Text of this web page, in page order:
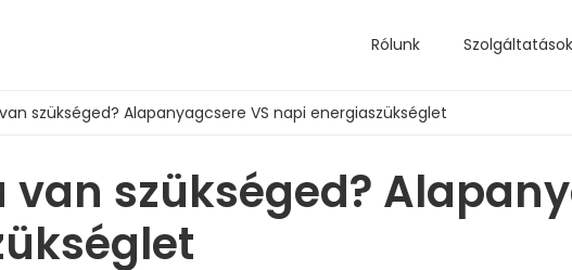
Rólunk Szolgáltatások
szükséged? Alapanyagcsere VS napi energiaszükséglet
szükséged?